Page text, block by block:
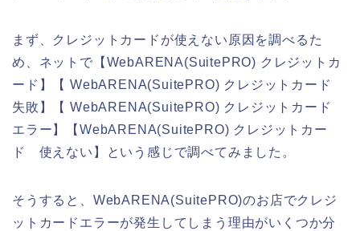
まず、クレジットカードが使えない原因を調べるた
め、ネットで【WebARENA(SuitePRO) クレジットカ
ード】【 WebARENA(SuitePRO) クレジットカード
失敗】【 WebARENA(SuitePRO) クレジットカード
エラー】【WebARENA(SuitePRO) クレジットカー
ド 使えない】という感じで調べてみました。
そうすると、WebARENA(SuitePRO)のお店でクレジ
ットカードエラーが発生してしまう理由がいくつか分